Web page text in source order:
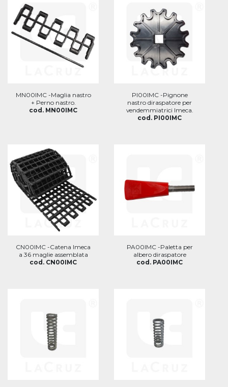
MN00IMC -Maglia nastro
+ Perno nastro.
cod. MN00IMC
PI00IMC -Pignone
nastro diraspatore per
vendemmiatrici Imeca.
cod. PI00IMC
CN00IMC -Catena Imeca
a 36 maglie assemblata
cod. CN00IMC
PA00IMC -Paletta per
albero diraspatore
cod. PA00IMC